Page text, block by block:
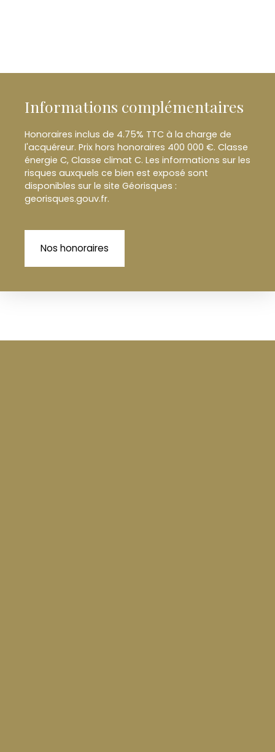
Informations complémentaires
Honoraires inclus de 4.75% TTC à la charge de
l'acquéreur. Prix hors honoraires 400 000 €. Classe
énergie C, Classe climat C. Les informations sur les
risques auxquels ce bien est exposé sont
disponibles sur le site Géorisques :
georisques.gouv.fr.
Nos honoraires